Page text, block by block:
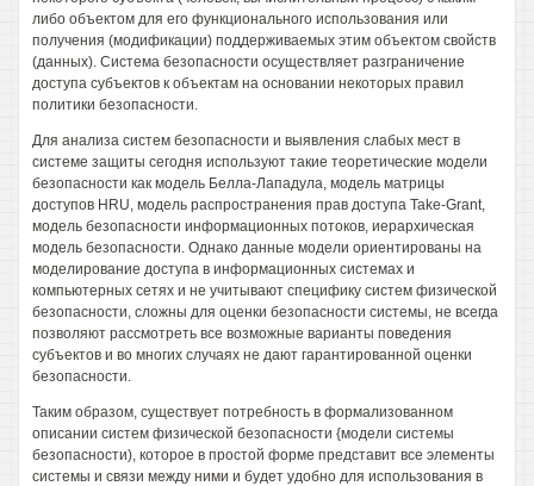
либо объектом для его функционального использования или
получения (модификации) поддерживаемых этим объектом свойств
(данных). Система безопасности осуществляет разграничение
доступа субъектов к объектам на основании некоторых правил
политики безопасности.
Для анализа систем безопасности и выявления слабых мест в
системе защиты сегодня используют такие теоретические модели
безопасности как модель Белла-Лападула, модель матрицы
доступов HRU, модель распространения прав доступа Take-Grant,
модель безопасности информационных потоков, иерархическая
модель безопасности. Однако данные модели ориентированы на
моделирование доступа в информационных системах и
компьютерных сетях и не учитывают специфику систем физической
безопасности, сложны для оценки безопасности системы, не всегда
позволяют рассмотреть все возможные варианты поведения
субъектов и во многих случаях не дают гарантированной оценки
безопасности.
Таким образом, существует потребность в формализованном
описании систем физической безопасности {модели системы
безопасности), которое в простой форме представит все элементы
системы и связи между ними и будет удобно для использования в